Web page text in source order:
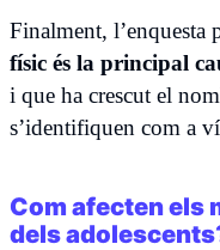
Finalment, l’enquesta
físic és la principal
i que ha crescut el
s’identifiquen com a
Com afecten els
dels